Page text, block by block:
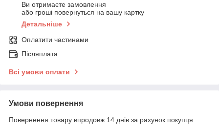
Ви отримаєте замовлення
або гроші повернуться на вашу картку
Детальніше
Оплатити частинами
Післяплата
Всі умови оплати
Умови повернення
Повернення товару впродовж 14 днів за рахунок покупця